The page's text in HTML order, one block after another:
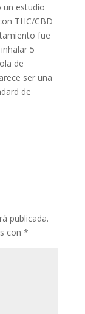
un estudio
THC/CBD
fue
5
de
ser una
de
publicada.
con *